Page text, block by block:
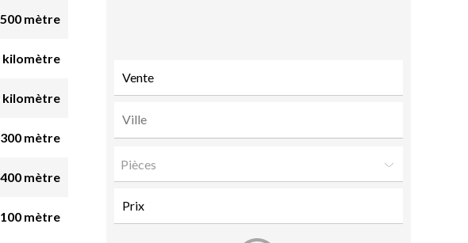
500 mètre
kilomètre
kilomètre
300 mètre
400 mètre
100 mètre
Pièces